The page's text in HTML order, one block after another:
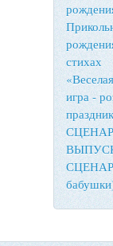
стихах
игра -